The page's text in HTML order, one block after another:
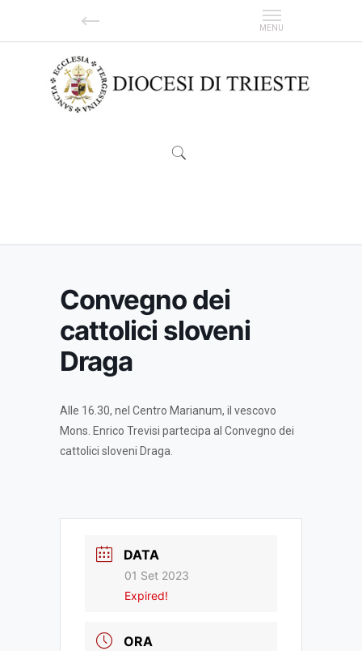
Convegno dei
cattolici sloveni
Draga
Alle 16.30, nel Centro Marianum, il vescovo
Mons. Enrico Trevisi partecipa al Convegno dei
cattolici sloveni Draga.
DATA
01 Set 2023
Expired!
ORA